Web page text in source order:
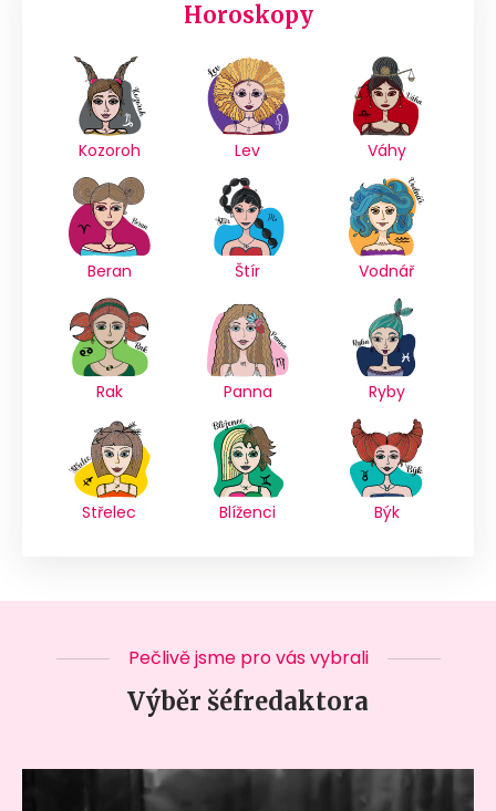
Horoskopy
Kozoroh Lev Váhy
Beran Štír Vodnář
Rak Panna Ryby
Střelec Blíženci Býk
Pečlivě jsme pro vás vybrali
Výběr šéfredaktora